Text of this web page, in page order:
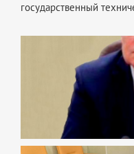
государственный